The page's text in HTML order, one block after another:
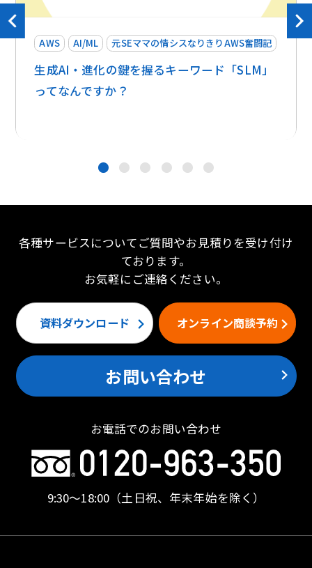
AWS AI/ML 元SEママの情シスなりきりAWS奮闘記
生成AI・進化の鍵を握るキーワード「SLM」
ってなんですか？
● ● ● ● ● ●
各種サービスについてご質問やお見積りを受け付け
ております。
お気軽にご連絡ください。
資料ダウンロード オンライン商談予約
お問い合わせ
お電話でのお問い合わせ
9:30〜18:00 （土日祝、年末年始を除く）